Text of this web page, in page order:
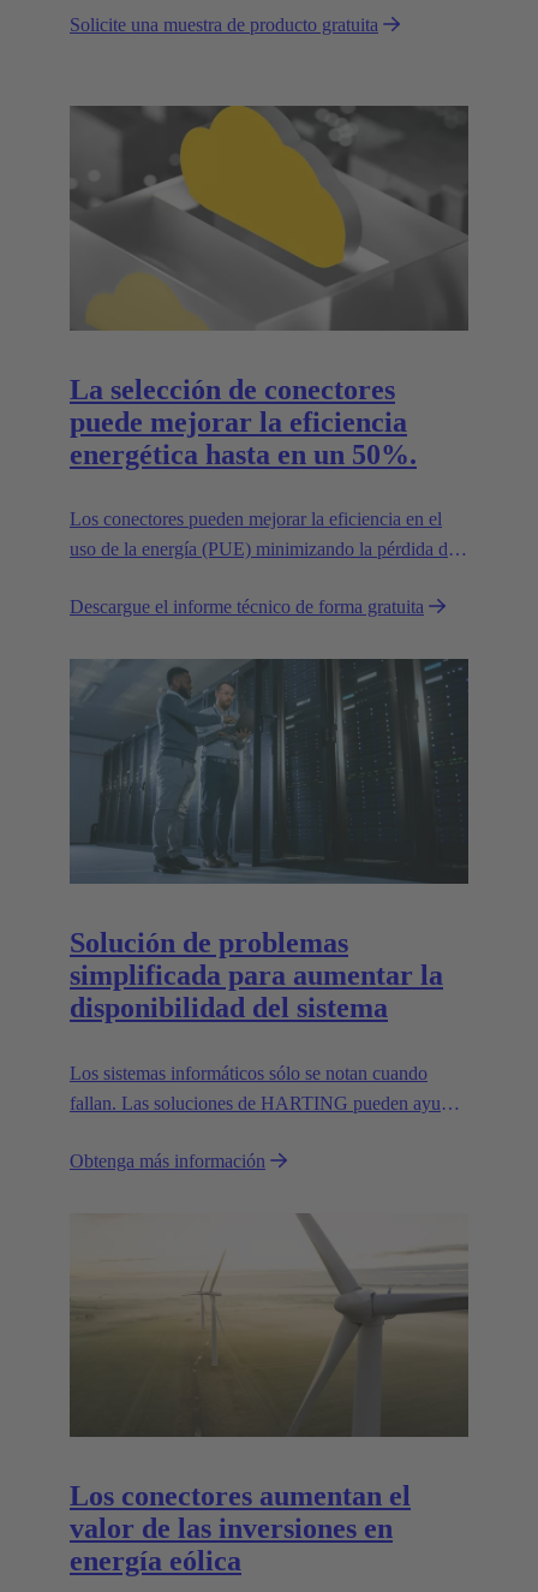
Solicite una muestra de producto gratuita
La selección de conectores
puede mejorar la eficiencia
energética hasta en un 50%.
Los conectores pueden mejorar la eficiencia en el
uso de la energía (PUE) minimizando la pérdida de
Descargue el informe técnico de forma gratuita
Solución de problemas
simplificada para aumentar la
disponibilidad del sistema
Los sistemas informáticos sólo se notan cuando
fallan. Las soluciones de HARTING pueden ayudar
tiempo de inactividad.
Obtenga más información
Los conectores aumentan el
valor de las inversiones en
energía eólica